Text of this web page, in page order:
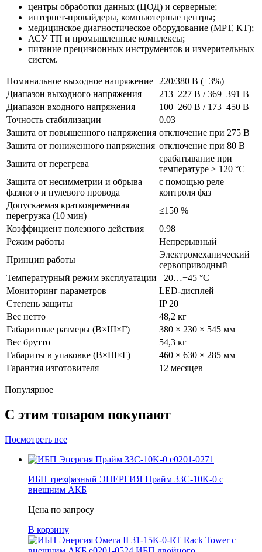
центры обработки данных (ЦОД) и серверные;
интернет‑провайдеры, компьютерные центры;
медицинское диагностическое оборудование (МРТ, КТ);
АСУ ТП и промышленные комплексы;
питание прецизионных инструментов и измерительных
систем.
Номинальное выходное напряжение 220/380 В (±3%)
Диапазон выходного напряжения
213–227 В / 369–391 В
Диапазон входного напряжения
100–260 В / 173–450 В
Точность стабилизации
0.03
Защита от повышенного напряжения отключение при 275 В
Защита от пониженного напряжения отключение при 80 В
Защита от перегрева
срабатывание при
температуре ≥ 120 °C
Защита от несимметрии и обрыва
фазного и нулевого провода
с помощью реле
контроля фаз
Допускаемая кратковременная
перегрузка (10 мин)
≤150 %
Коэффициент полезного действия
0.98
Режим работы
Непрерывный
Принцип работы
Электромеханический
сервоприводный
Температурный режим эксплуатации –20…+45 °С
Мониторинг параметров
LED-дисплей
Степень защиты
IP 20
Вес нетто
48,2 кг
Габаритные размеры (В×Ш×Г)
380 × 230 × 545 мм
Вес брутто
54,3 кг
Габариты в упаковке (В×Ш×Г)
460 × 630 × 285 мм
Гарантия изготовителя
12 месяцев
Популярное
С этим товаром покупают
Посмотреть все
ИБП трехфазный ЭНЕРГИЯ Прайм 33С-10K-0 с
внешним АКБ
Цена по запросу
В корзину